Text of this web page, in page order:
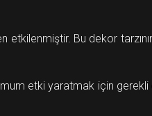
Bu dekor
etki yaratmak için gerekli